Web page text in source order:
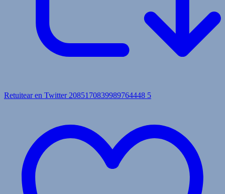
Retuitear en Twitter 2085170839989764448 5